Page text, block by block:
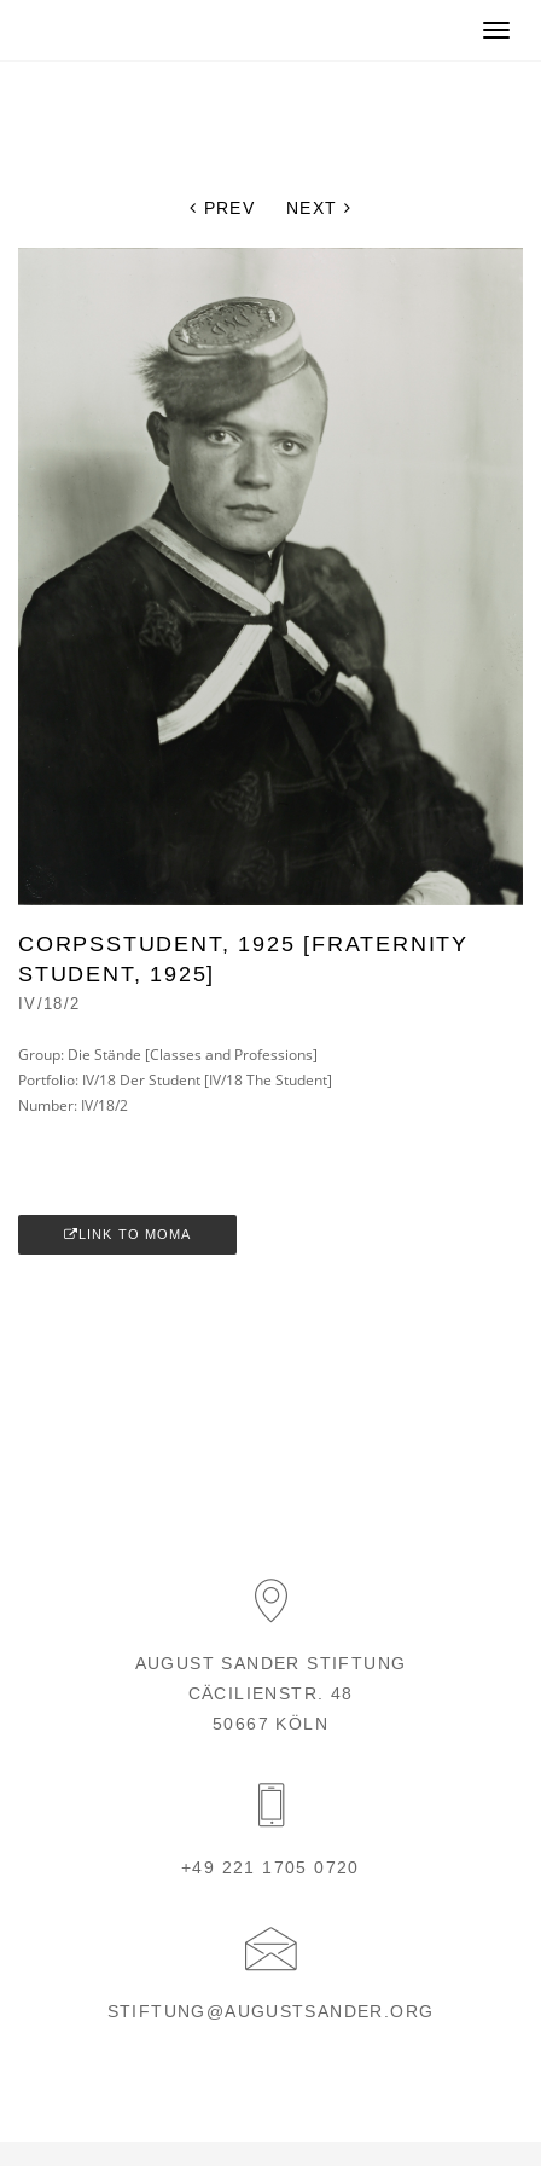
Toggle
PREV NEXT
CORPSSTUDENT, 1925 [FRATERNITY
STUDENT, 1925]
IV/18/2
Group: Die Stände [Classes and Professions]
Portfolio: IV/18 Der Student [IV/18 The Student]
Number: IV/18/2
LINK TO MOMA
AUGUST SANDER STIFTUNG
CÄCILIENSTR. 48
50667 KÖLN
+49 221 1705 0720
STIFTUNG@AUGUSTSANDER.ORG